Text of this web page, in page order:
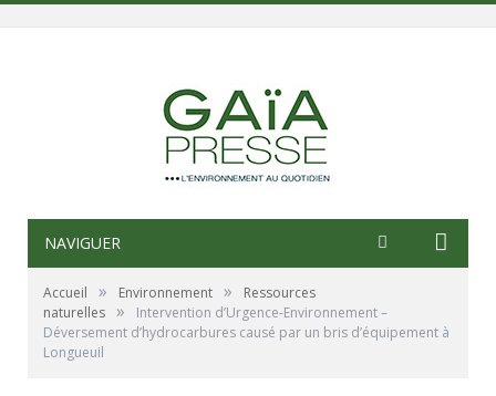
NAVIGUER
Accueil » Environnement »
Ressources
naturelles »
Intervention d’Urgence-Environnement –
Déversement d’hydrocarbures causé par un bris d’équipement à
Longueuil